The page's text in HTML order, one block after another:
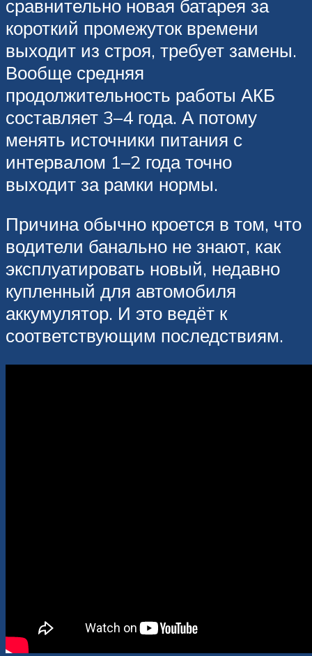
сравнительно новая батарея за
короткий промежуток времени
выходит из строя, требует замены.
Вообще средняя
продолжительность работы АКБ
составляет 3–4 года. А потому
менять источники питания с
интервалом 1–2 года точно
выходит за рамки нормы.
Причина обычно кроется в том, что
водители банально не знают, как
эксплуатировать новый, недавно
купленный для автомобиля
аккумулятор. И это ведёт к
соответствующим последствиям.